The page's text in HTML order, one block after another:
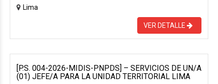
Lima
VER DETALLE
[P.S. 004-2026-MIDIS-PNPDS] – SERVICIOS DE UN/A
(01) JEFE/A PARA LA UNIDAD TERRITORIAL LIMA